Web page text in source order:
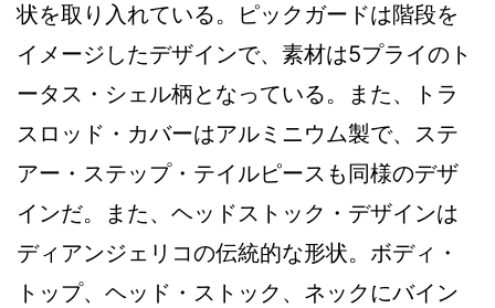
状を取り入れている。ピックガードは階段を
イメージしたデザインで、素材は5プライのト
ータス・シェル柄となっている。また、トラ
スロッド・カバーはアルミニウム製で、ステ
アー・ステップ・テイルピースも同様のデザ
インだ。また、ヘッドストック・デザインは
ディアンジェリコの伝統的な形状。ボディ・
トップ、ヘッド・ストック、ネックにバイン